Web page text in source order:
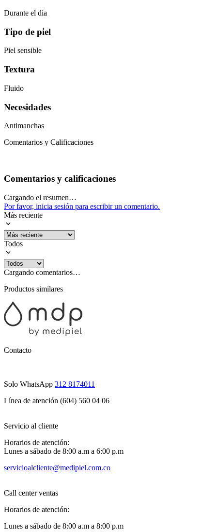
Durante el día
Tipo de piel
Piel sensible
Textura
Fluido
Necesidades
Antimanchas
Comentarios y Calificaciones
Comentarios y calificaciones
Cargando el resumen…
Por favor, inicia sesión para escribir un comentario.
Más reciente
Todos
Cargando comentarios…
Productos similares
Contacto
Solo WhatsApp 312 8174011
Línea de atención (604) 560 04 06
Servicio al cliente
Horarios de atención:
Lunes a sábado de 8:00 a.m a 6:00 p.m
servicioalcliente@medipiel.com.co
Call center ventas
Horarios de atención:
Lunes a sábado de 8:00 a.m a 8:00 p.m